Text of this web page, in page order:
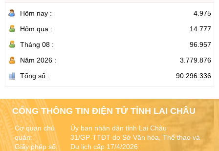
Hôm nay :
4.975
Hôm qua :
14.777
Tháng 08 :
96.957
Năm 2026 :
3.779.876
Tổng số :
90.296.336
CỔNG THÔNG TIN ĐIỆN TỬ TỈNH LAI CHÂU
Cơ quan chủ
quản:
Giấy phép số:
Ủy ban nhân dân tỉnh Lai Châu
31/GP-TTĐT do Sở Văn hóa, Thể thao và
Du lịch cấp 17/4/2026